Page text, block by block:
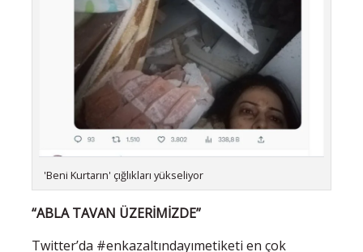
'Beni Kurtarın' çığlıkları yükseliyor
“ABLA TAVAN ÜZERİMİZDE”
Twitter’da #enkazaltındayımetiketi en çok